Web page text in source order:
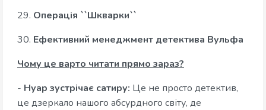
29. Операція ``Шкварки``
30. Ефективний менеджмент детектива Вульфа
Чому це варто читати прямо зараз?
- Нуар зустрічає сатиру: Це не просто детектив,
це дзеркало нашого абсурдного світу, де